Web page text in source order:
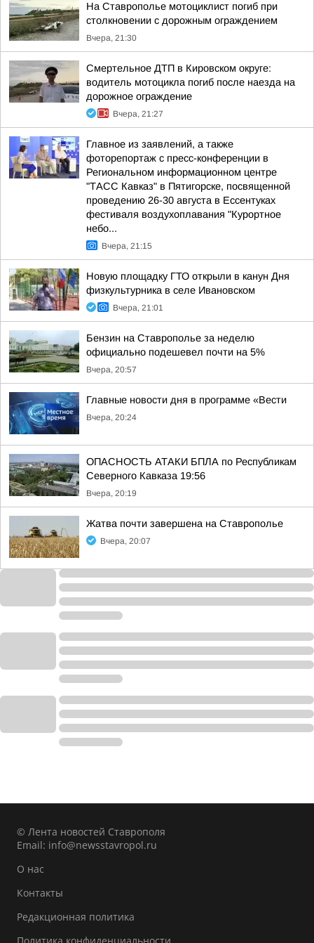
На Ставрополье мотоциклист погиб при
столкновении с дорожным ограждением
Вчера, 21:30
Смертельное ДТП в Кировском округе:
водитель мотоцикла погиб после наезда на
дорожное ограждение
Вчера, 21:27
Главное из заявлений, а также
фоторепортаж с пресс-конференции в
Региональном информационном центре
"ТАСС Кавказ" в Пятигорске, посвященной
проведению 26-30 августа в Ессентуках
фестиваля воздухоплавания "Курортное
небо...
Вчера, 21:15
Новую площадку ГТО открыли в канун Дня
физкультурника в селе Ивановском
Вчера, 21:01
Бензин на Ставрополье за неделю
официально подешевел почти на 5%
Вчера, 20:57
Главные новости дня в программе «Вести
Вчера, 20:24
ОПАСНОСТЬ АТАКИ БПЛА по Республикам
Северного Кавказа 19:56
Вчера, 20:19
Жатва почти завершена на Ставрополье
Вчера, 20:07
© Лента новостей Ставрополя
Email: info@newsstavropol.ru
О нас
Контакты
Редакционная политика